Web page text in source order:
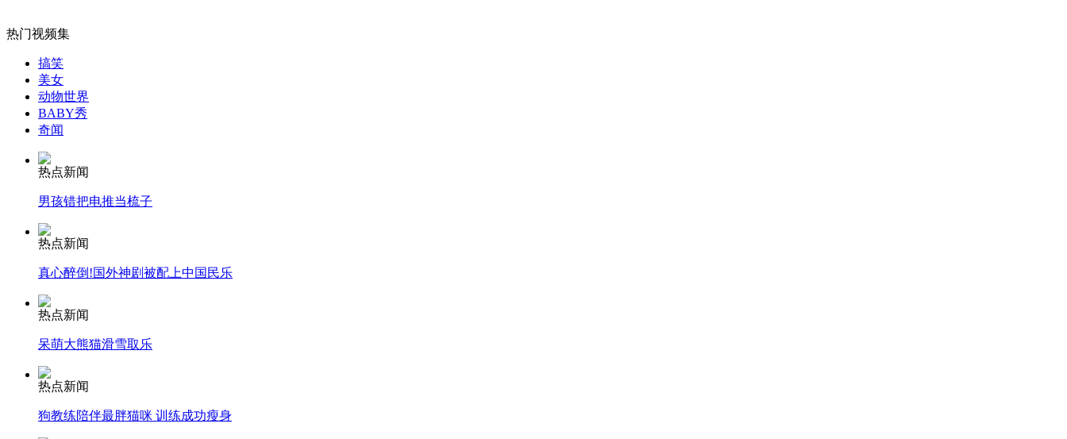
女孩北京地铁殴打老人 痛下狠手拳打脚踢
无痛分娩是否安全 医生回应
外交部：反对强权政治霸凌主义
外交部：有关国家言论片面不公正
安徽一实载49人客车翻车
走！跟着总书记去植树
消防员救轻生者 花炮节热闹非凡 减压"枕头大战"
热门视频集
搞笑
美女
动物世界
BABY秀
奇闻
热点新闻
男孩错把电推当梳子
热点新闻
真心醉倒!国外神剧被配上中国民乐
热点新闻
呆萌大熊猫滑雪取乐
热点新闻
狗教练陪伴最胖猫咪 训练成功瘦身